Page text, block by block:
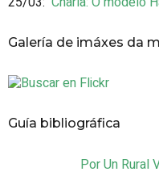
Galería de imáxes da
Guía bibliográfica
Por Un Rural